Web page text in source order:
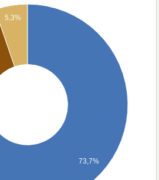
5,3%
73,7%